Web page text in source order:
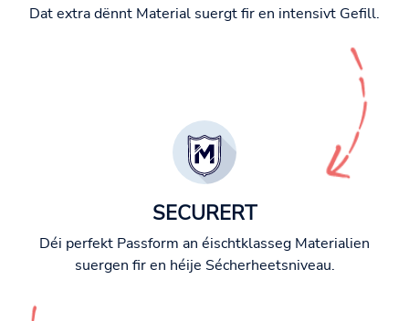
Dat extra dënnt Material suergt fir en intensivt Gefill.
SECURERT
Déi perfekt Passform an éischtklasseg Materialien
suergen fir en héije Sécherheetsniveau.